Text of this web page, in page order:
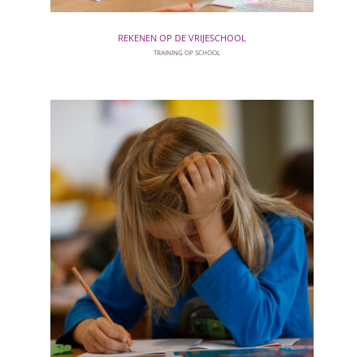
REKENEN OP DE VRIJESCHOOL
TRAINING OP SCHOOL